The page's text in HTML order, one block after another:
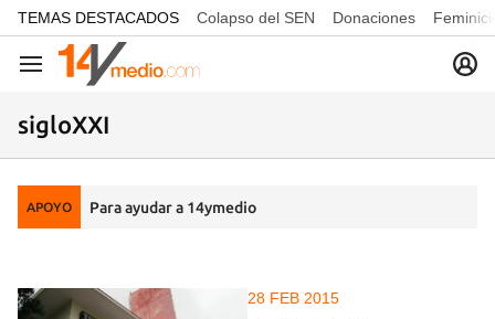
common.go-to-content
TEMAS DESTACADOS Colapso del SEN Donaciones
Navegación
sigloXXI
APOYO Para ayudar a 14ymedio
28 FEB 2015